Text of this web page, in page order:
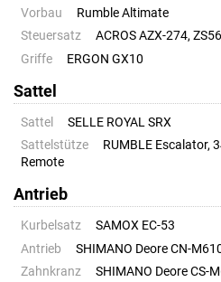
Vorbau
Rumble Altimate
Steuersatz
ACROS AZX-274,
Griffe
ERGON GX10
Sattel
Sattel
SELLE ROYAL SRX
Sattelstütze
RUMBLE Escalator,
Remote
Antrieb
Kurbelsatz
SAMOX EC-53
Antrieb
SHIMANO Deore CN-
Zahnkranz
SHIMANO Deore CS-